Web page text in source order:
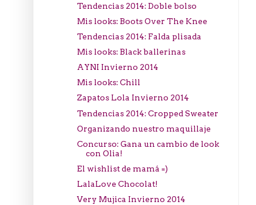
Tendencias 2014: Doble bolso
Mis looks: Boots Over The Knee
Tendencias 2014: Falda plisada
Mis looks: Black ballerinas
AYNI Invierno 2014
Mis looks: Chill
Zapatos Lola Invierno 2014
Tendencias 2014: Cropped Sweater
Organizando nuestro maquillaje
Concurso: Gana un cambio de look
con Olia!
El wishlist de mamá =)
LalaLove Chocolat!
Very Mujica Invierno 2014